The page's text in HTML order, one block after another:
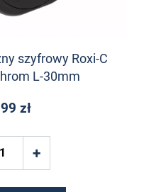
szyfrowy Roxi-C
L-30mm
zł